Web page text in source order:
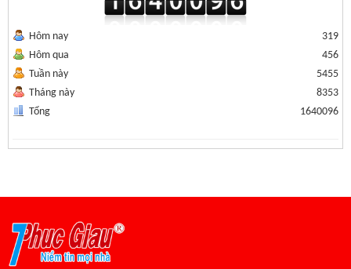
Hôm nay
Hôm qua
Tuần này
Tháng này
Tổng
319
456
5455
8353
1640096